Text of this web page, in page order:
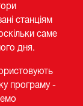
станціям
саме
дня.
програму -